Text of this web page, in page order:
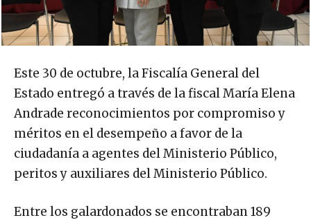
Este 30 de octubre, la Fiscalía General del
Estado entregó a través de la fiscal María Elena
Andrade reconocimientos por compromiso y
méritos en el desempeño a favor de la
ciudadanía a agentes del Ministerio Público,
peritos y auxiliares del Ministerio Público.
Entre los galardonados se encontraban 189